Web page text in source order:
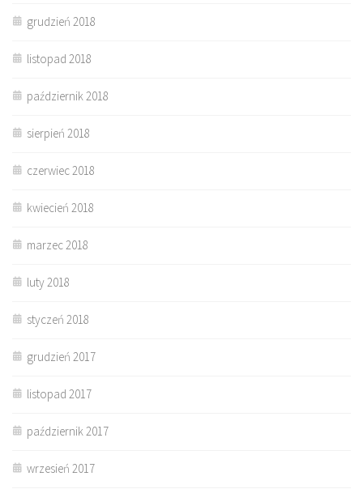
grudzień 2018
listopad 2018
październik 2018
sierpień 2018
czerwiec 2018
kwiecień 2018
marzec 2018
luty 2018
styczeń 2018
grudzień 2017
listopad 2017
październik 2017
wrzesień 2017